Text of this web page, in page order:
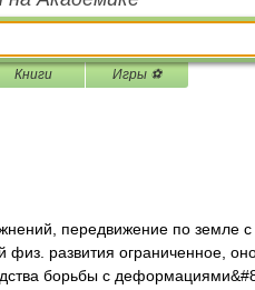
Книги Игры ⚽
передвижение по земле
развития ограниченное,
борьбы с